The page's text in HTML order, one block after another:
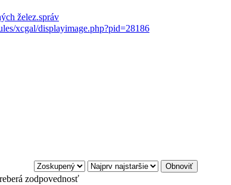
želez.správ
xcgal/displayimage.php?pid=28186
zodpovednosť